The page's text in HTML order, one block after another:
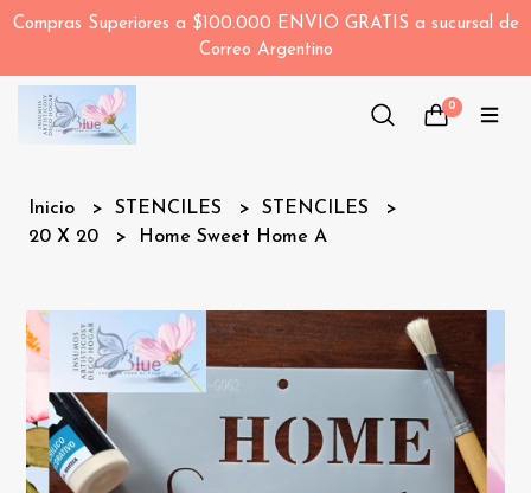
Compras Superiores a $100.000 ENVIO GRATIS a sucursal de
Correo Argentino
0
Inicio STENCILES
STENCILES
20 X 20
Home Sweet Home A